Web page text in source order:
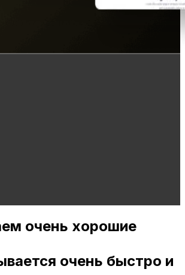
очень хорошие
очень быстро и